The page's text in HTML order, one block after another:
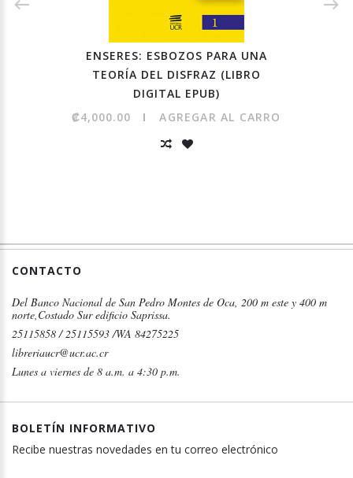
ENSERES: ESBOZOS PARA UNA
TEORÍA DEL DISFRAZ (LIBRO
DIGITAL EPUB)
₡4,000.00
AGREGAR AL CARRO
CONTACTO
Del Banco Nacional de San Pedro Montes de Oca, 200 m este y 400 m
norte,Costado Sur edificio Saprissa.
25115858 / 25115593 /WA 84275225
libreriaucr@ucr.ac.cr
Lunes a viernes de 8 a.m. a 4:30 p.m.
BOLETÍN INFORMATIVO
Recibe nuestras novedades en tu correo electrónico